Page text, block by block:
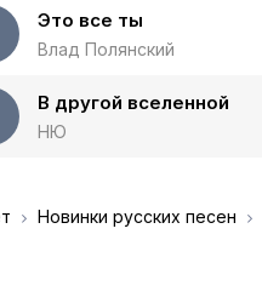
Это все ты
Влад Полянский
В другой вселенной
НЮ
Новинки русских песен